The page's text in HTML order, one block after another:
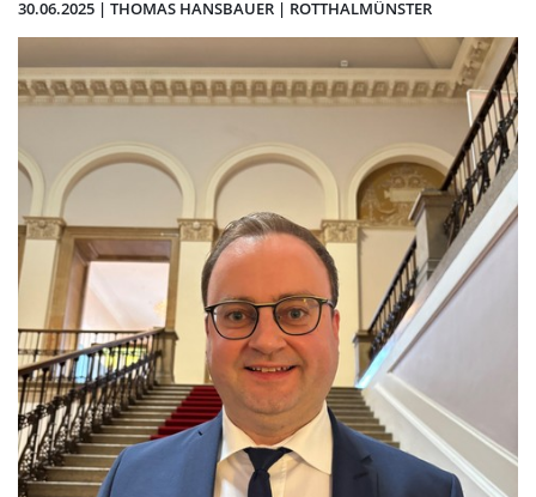
30.06.2025 | THOMAS HANSBAUER | ROTTHALMÜNSTER